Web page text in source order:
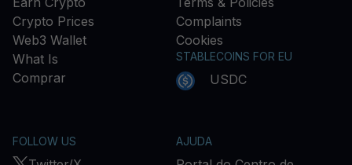
Crypto Prices
Web3 Wallet
What Is
Comprar
Complaints
Cookies
STABLECOINS FOR EU
USDC
FOLLOW US AJUDA